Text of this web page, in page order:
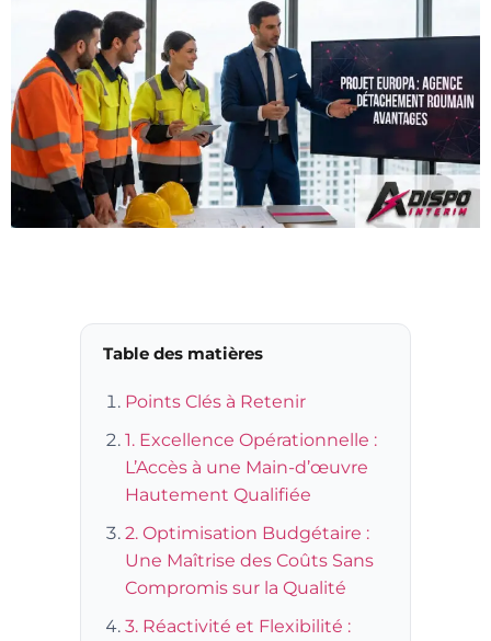
Table des matières
Points Clés à Retenir
1. Excellence Opérationnelle :
L’Accès à une Main-d’œuvre
Hautement Qualifiée
2. Optimisation Budgétaire :
Une Maîtrise des Coûts Sans
Compromis sur la Qualité
3. Réactivité et Flexibilité :